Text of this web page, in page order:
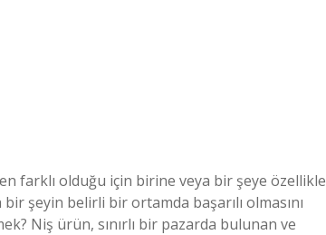
farklı olduğu için birine veya bir şeye özellikle
şeyin belirli bir ortamda başarılı olmasını
Niş ürün, sınırlı bir pazarda bulunan ve